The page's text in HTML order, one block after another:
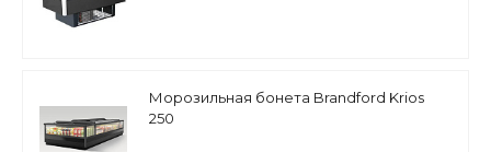
Морозильная бонета Brandford Krios
250